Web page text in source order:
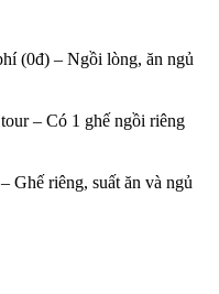
(0đ) – Ngồi lòng, ăn ngủ
– Có 1 ghế ngồi riêng
Ghế riêng, suất ăn và ngủ